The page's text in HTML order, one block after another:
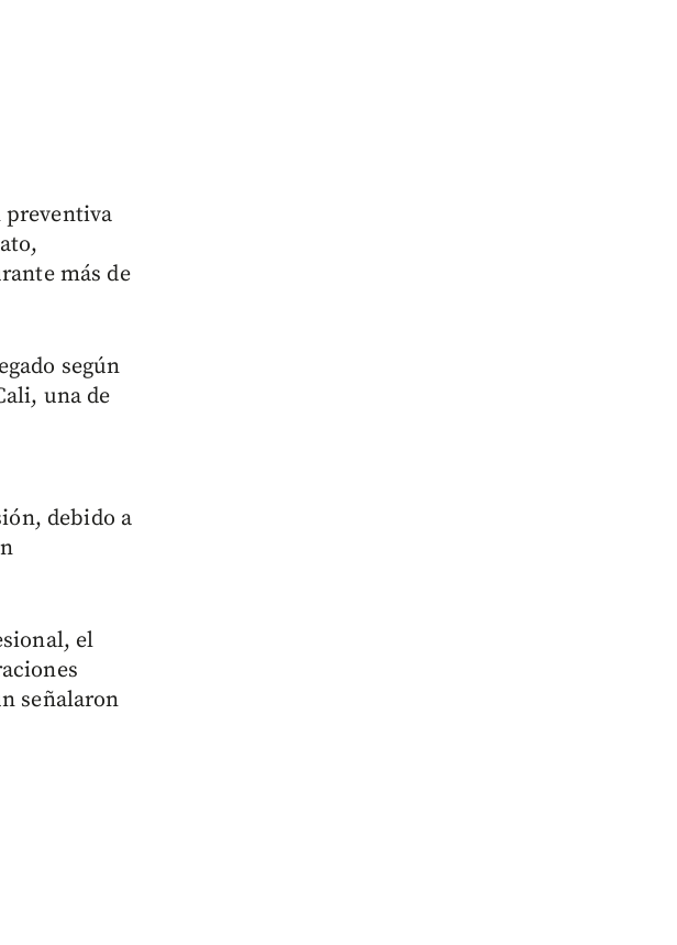
preventiva
más de
según
una de
debido a
el
señalaron